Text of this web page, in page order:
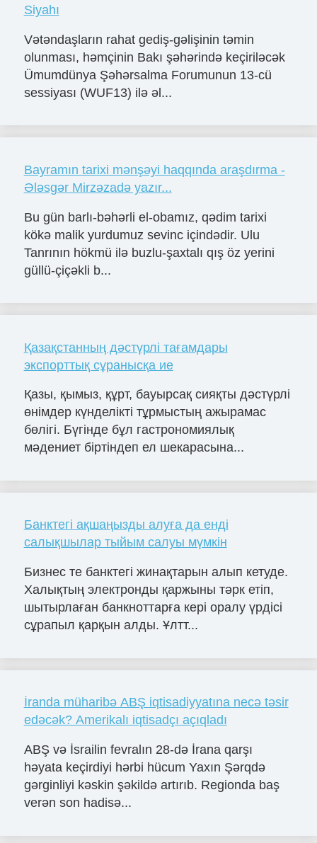
Siyahı
Vətəndaşların rahat gediş-gəlişinin təmin
olunması, həmçinin Bakı şəhərində keçiriləcək
Ümumdünya Şəhərsalma Forumunun 13-cü
sessiyası (WUF13) ilə əl...
Bayramın tarixi mənşəyi haqqında araşdırma -
Ələsgər Mirzəzadə yazır...
Bu gün barlı-bəhərli el-obamız, qədim tarixi
kökə malik yurdumuz sevinc içindədir. Ulu
Tanrının hökmü ilə buzlu-şaxtalı qış öz yerini
güllü-çiçəkli b...
Қазақстанның дәстүрлі тағамдары
экспорттық сұранысқа ие
Қазы, қымыз, құрт, бауырсақ сияқты дәстүрлі
өнімдер күнделікті тұрмыстың ажырамас
бөлігі. Бүгінде бұл гастрономиялық
мәдениет біртіндеп ел шекарасына...
Банктегі ақшаңызды алуға да енді
салықшылар тыйым салуы мүмкін
Бизнес те банктегі жинақтарын алып кетуде.
Халықтың электронды қаржыны тәрк етіп,
шытырлаған банкноттарға кері оралу үрдісі
сұрапыл қарқын алды. Ұлтт...
İranda müharibə ABŞ iqtisadiyyatına necə təsir
edəcək? Amerikalı iqtisadçı açıqladı
ABŞ və İsrailin fevralın 28-də İrana qarşı
həyata keçirdiyi hərbi hücum Yaxın Şərqdə
gərginliyi kəskin şəkildə artırıb. Regionda baş
verən son hadisə...